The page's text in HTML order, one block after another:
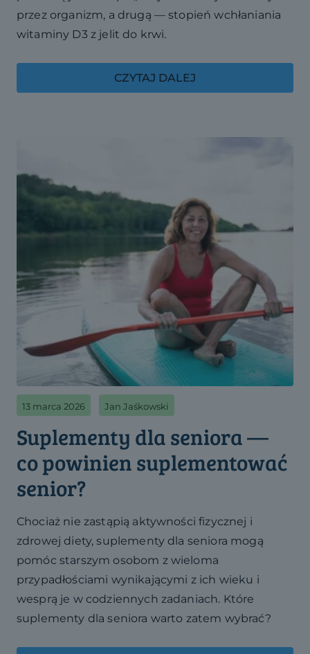
przez organizm, a drugą — stopień wchłaniania
witaminy D3 z jelit do krwi.
CZYTAJ DALEJ
13 marca 2026 Jan Jaśkowski
Suplementy dla seniora —
co powinien suplementować
senior?
Chociaż nie zastąpią aktywności fizycznej i
zdrowej diety, suplementy dla seniora mogą
pomóc starszym osobom z wieloma
przypadłościami wynikającymi z ich wieku i
wesprą je w codziennych zadaniach. Które
suplementy dla seniora warto zatem wybrać?